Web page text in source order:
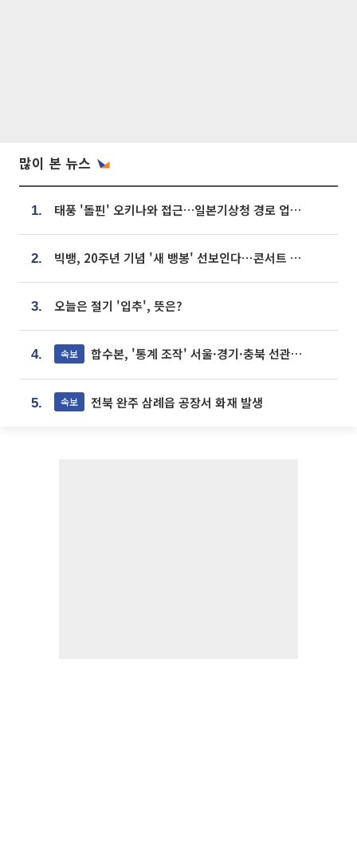
많이 본 뉴스
1. 태풍 '돌핀' 오키나와 접근…일본기상청 경로 업데이트
2. 빅뱅, 20주년 기념 '새 뱅봉' 선보인다⋯콘서트 앞두고 팝업 개최
3. 오늘은 절기 '입추', 뜻은?
4. 속보 합수본, '통계 조작' 서울·경기·충북 선관위 등 추가 압수수색
5. 속보 전북 완주 삼례읍 공장서 화재 발생